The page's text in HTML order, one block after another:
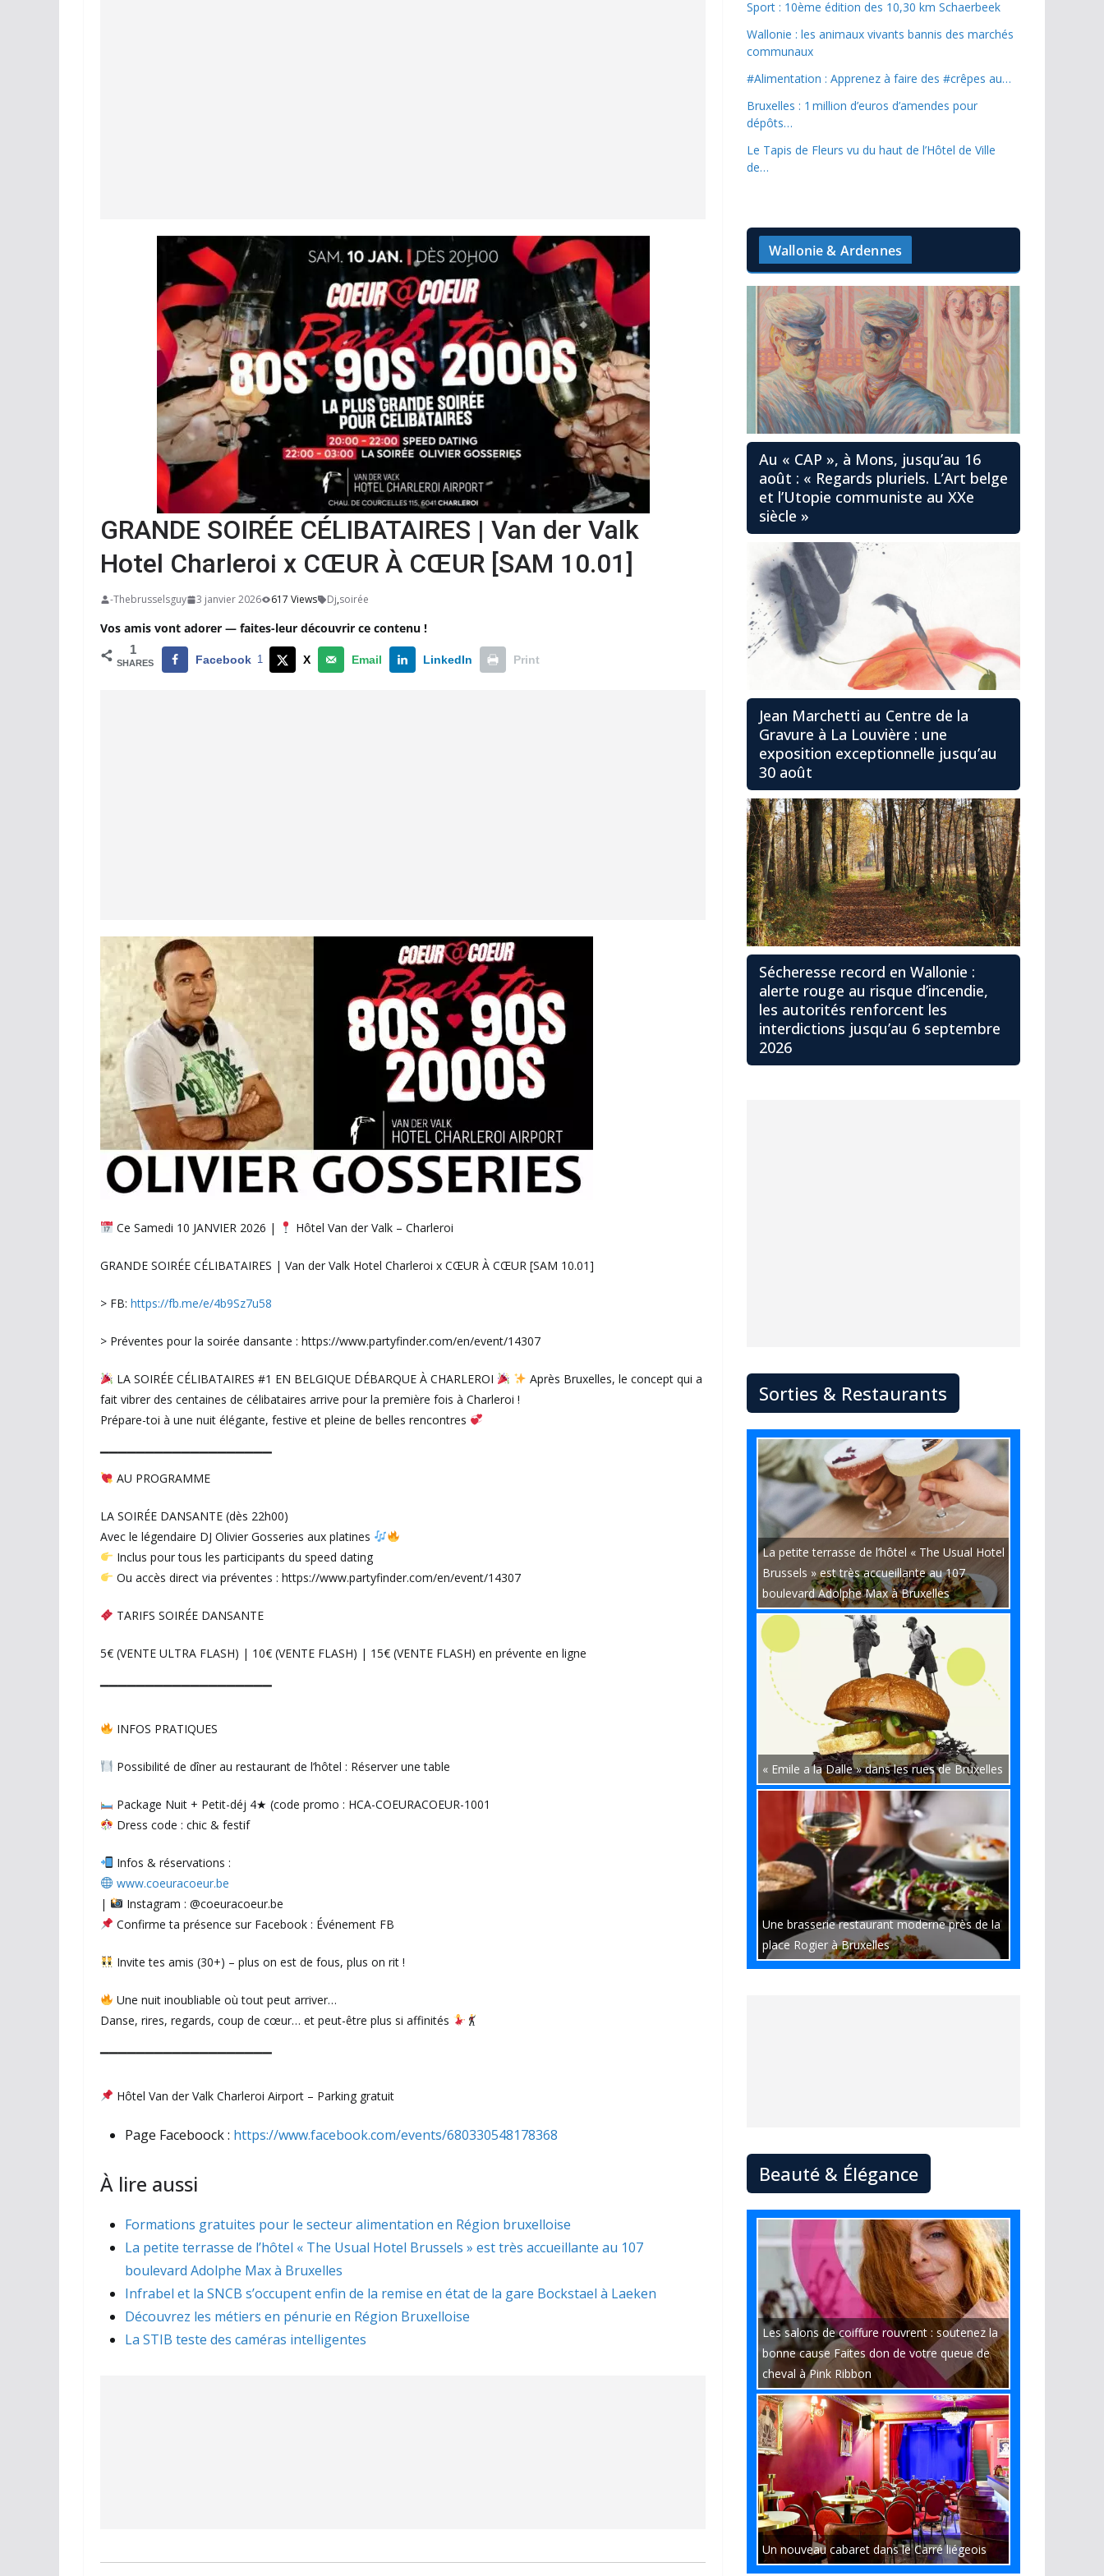
GRANDE SOIRÉE CÉLIBATAIRES | Van der Valk
Hotel Charleroi x CŒUR À CŒUR [SAM 10.01]
-Thebrusselsguy 3 janvier 2026 617 Views Dj,soirée
Vos amis vont adorer — faites-leur découvrir ce contenu !
1
SHARES Facebook 1 X Email LinkedIn Print
Ce Samedi 10 JANVIER 2026 | Hôtel Van der Valk – Charleroi
GRANDE SOIRÉE CÉLIBATAIRES | Van der Valk Hotel Charleroi x CŒUR À CŒUR [SAM 10.01]
> FB: https://fb.me/e/4b9Sz7u58
> Préventes pour la soirée dansante : https://www.partyfinder.com/en/event/14307
LA SOIRÉE CÉLIBATAIRES #1 EN BELGIQUE DÉBARQUE À CHARLEROI
Après Bruxelles, le concept qui a
fait vibrer des centaines de célibataires arrive pour la première fois à Charleroi !
Prépare-toi à une nuit élégante, festive et pleine de belles rencontres
▔▔▔▔▔▔▔▔▔▔▔▔▔▔▔▔▔▔▔
AU PROGRAMME
LA SOIRÉE DANSANTE (dès 22h00)
Avec le légendaire DJ Olivier Gosseries aux platines
Inclus pour tous les participants du speed dating
Ou accès direct via préventes : https://www.partyfinder.com/en/event/14307
TARIFS SOIRÉE DANSANTE
5€ (VENTE ULTRA FLASH) | 10€ (VENTE FLASH) | 15€ (VENTE FLASH) en prévente en ligne
▔▔▔▔▔▔▔▔▔▔▔▔▔▔▔▔▔▔▔
INFOS PRATIQUES
Possibilité de dîner au restaurant de l’hôtel : Réserver une table
Package Nuit + Petit-déj 4★ (code promo : HCA-COEURACOEUR-1001
Dress code : chic & festif
Infos & réservations :
www.coeuracoeur.be
|
Instagram : @coeuracoeur.be
Confirme ta présence sur Facebook : Événement FB
Invite tes amis (30+) – plus on est de fous, plus on rit !
Une nuit inoubliable où tout peut arriver…
Danse, rires, regards, coup de cœur… et peut-être plus si affinités
▔▔▔▔▔▔▔▔▔▔▔▔▔▔▔▔▔▔▔
Hôtel Van der Valk Charleroi Airport – Parking gratuit
Page Faceboock : https://www.facebook.com/events/680330548178368
À lire aussi
Formations gratuites pour le secteur alimentation en Région bruxelloise
La petite terrasse de l’hôtel « The Usual Hotel Brussels » est très accueillante au 107
boulevard Adolphe Max à Bruxelles
Infrabel et la SNCB s’occupent enfin de la remise en état de la gare Bockstael à Laeken
Découvrez les métiers en pénurie en Région Bruxelloise
La STIB teste des caméras intelligentes
Sport : 10ème édition des 10,30 km Schaerbeek
Wallonie : les animaux vivants bannis des marchés
communaux
#Alimentation : Apprenez à faire des #crêpes au…
Bruxelles : 1 million d’euros d’amendes pour
dépôts…
Le Tapis de Fleurs vu du haut de l’Hôtel de Ville
de…
Wallonie & Ardennes
Au « CAP », à Mons, jusqu’au 16
août : « Regards pluriels. L’Art belge
et l’Utopie communiste au XXe
siècle »
Jean Marchetti au Centre de la
Gravure à La Louvière : une
exposition exceptionnelle jusqu’au
30 août
Sécheresse record en Wallonie :
alerte rouge au risque d’incendie,
les autorités renforcent les
interdictions jusqu’au 6 septembre
2026
Sorties & Restaurants
La petite terrasse de l’hôtel « The Usual Hotel
Brussels » est très accueillante au 107
boulevard Adolphe Max à Bruxelles
« Emile a la Dalle » dans les rues de Bruxelles
Une brasserie restaurant moderne près de la
place Rogier à Bruxelles
Beauté & Élégance
Les salons de coiffure rouvrent : soutenez la
bonne cause Faites don de votre queue de
cheval à Pink Ribbon
Un nouveau cabaret dans le Carré liégeois